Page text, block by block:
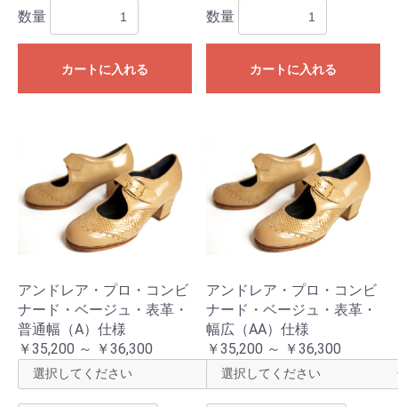
数量
カートに入れる
数量
カートに入れる
アンドレア・プロ・コンビ
ナード・ベージュ・表革・
普通幅（A）仕様
￥35,200 ～ ￥36,300
アンドレア・プロ・コンビ
ナード・ベージュ・表革・
幅広（AA）仕様
￥35,200 ～ ￥36,300